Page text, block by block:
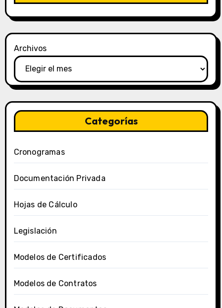
Archivos
Categorías
Cronogramas
Documentación Privada
Hojas de Cálculo
Legislación
Modelos de Certificados
Modelos de Contratos